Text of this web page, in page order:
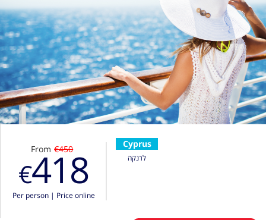
Cyprus
לרנקה
From €450
€418
Per person| Price online